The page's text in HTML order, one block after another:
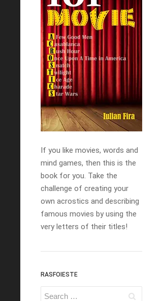
If you like movies, words and
mind games, then this is the
book for you. Take the
challenge of creating your
own acrostics and describing
famous movies by using the
very letters of their titles!
RASFOIESTE